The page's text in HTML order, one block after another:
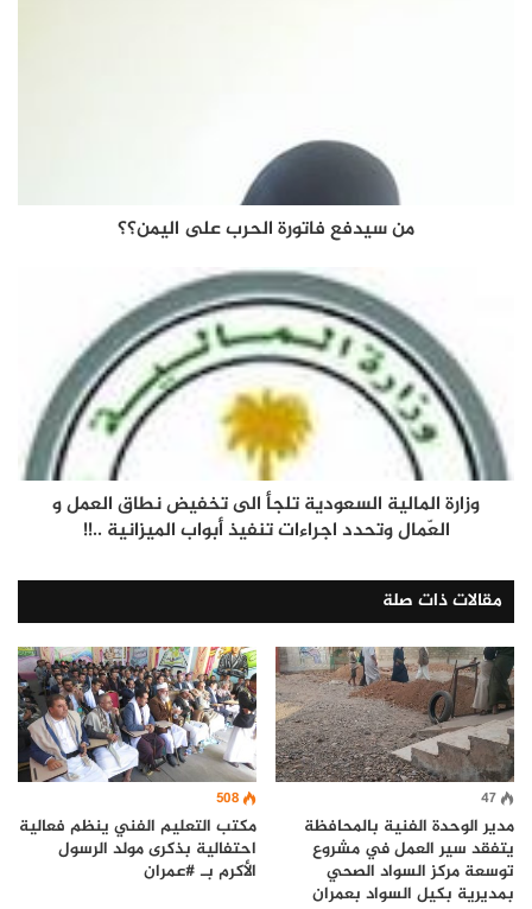
من سيدفع فاتورة الحرب على اليمن؟؟
وزارة المالية السعودية تلجأ الى تخفيض نطاق العمل و
العّمال وتحدد اجراءات تنفيذ أبواب الميزانية ..!!
مقالات ذات صلة
47
مدير الوحدة الفنية بالمحافظة
يتفقد سير العمل في مشروع
توسعة مركز السواد الصحي
بمديرية بكيل السواد بعمران
508
مكتب التعليم الفني ينظم فعالية
احتفالية بذكرى مولد الرسول
الأكرم بـ #عمران